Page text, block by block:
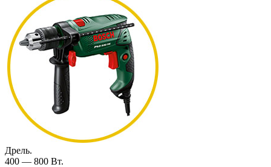
Дрель.
400 — 800 Вт.